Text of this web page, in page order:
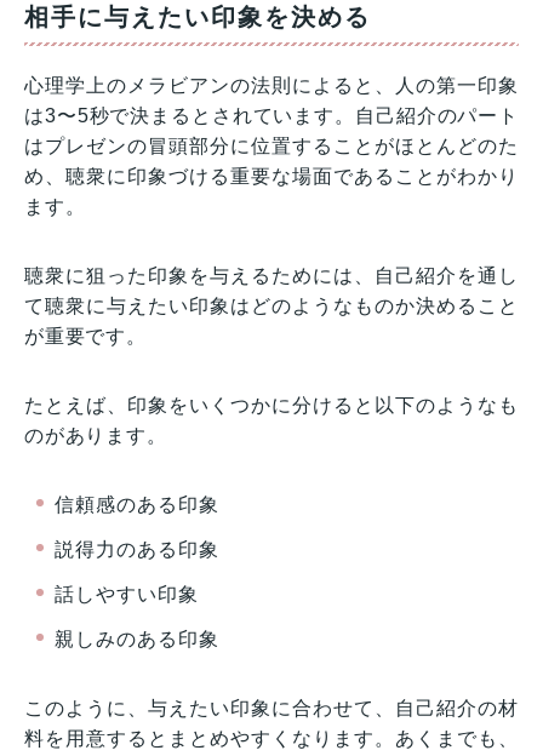
相手に与えたい印象を決める
心理学上のメラビアンの法則によると、人の第一印象
は3〜5秒で決まるとされています。自己紹介のパート
はプレゼンの冒頭部分に位置することがほとんどのた
め、聴衆に印象づける重要な場面であることがわかり
ます。
聴衆に狙った印象を与えるためには、自己紹介を通し
て聴衆に与えたい印象はどのようなものか決めること
が重要です。
たとえば、印象をいくつかに分けると以下のようなも
のがあります。
信頼感のある印象
説得力のある印象
話しやすい印象
親しみのある印象
このように、与えたい印象に合わせて、自己紹介の材
料を用意するとまとめやすくなります。あくまでも、